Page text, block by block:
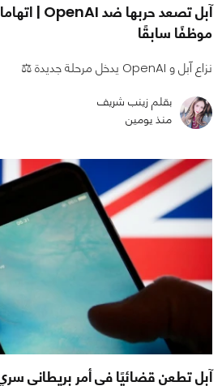
موظفًا سابقًا
نزاع آبل و OpenAI يدخل مرحلة جديدة ⚖️
بقلم زينب شريف
منذ يومين
آبل تطعن قضائيًا في أمر بريطاني